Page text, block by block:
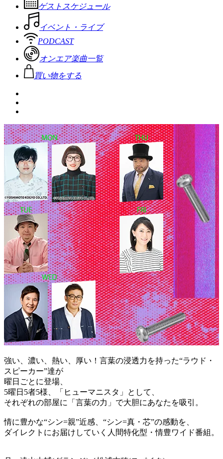
ゲストスケジュール
イベント・ライブ
PODCAST
オンエア楽曲一覧
買い物をする
強い、濃い、熱い、厚い！言葉の浸透力を持った“ラウド・
スピーカー”達が
曜日ごとに登場、
5曜日5者5様、「ヒューマニスタ」として、
それぞれの部屋に「言葉の力」で大胆にあなたを吸引。
情に豊かな“シン=親”近感、“シン=真・芯”の感動を、
ダイレクトにお届けしていく人間特化型・情豊ワイド番組。